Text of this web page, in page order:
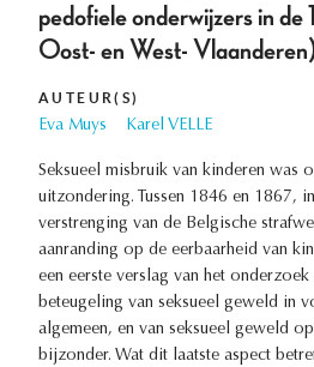
pedofiele onderwijzers in de
Oost- en West-
AUTEUR(S)
Eva Muys Karel VELLE
Seksueel misbruik van kinderen was
uitzondering. Tussen 1846 en 1867,
verstrenging van de Belgische
aanranding op de eerbaarheid van
een eerste verslag van het
beteugeling van seksueel geweld in
algemeen, en van seksueel geweld
bijzonder. Wat dit laatste aspect